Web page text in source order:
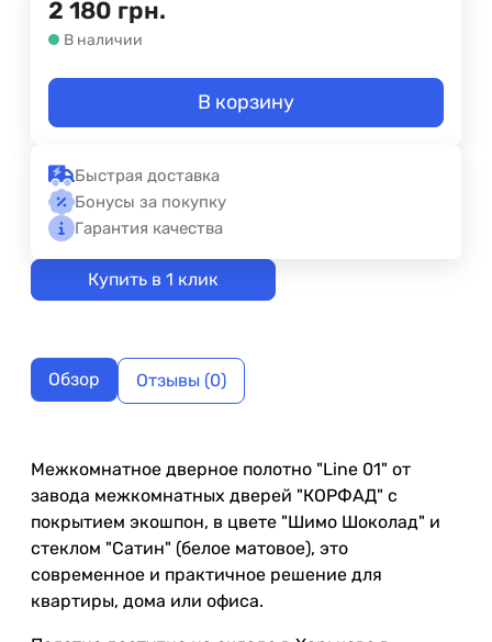
2 180 грн.
В наличии
В корзину
Быстрая доставка
Бонусы за покупку
Гарантия качества
Купить в 1 клик
Обзор Отзывы (0)
Межкомнатное дверное полотно "Line 01" от
завода межкомнатных дверей "КОРФАД" с
покрытием экошпон, в цвете "Шимо Шоколад" и
стеклом "Сатин" (белое матовое), это
современное и практичное решение для
квартиры, дома или офиса.